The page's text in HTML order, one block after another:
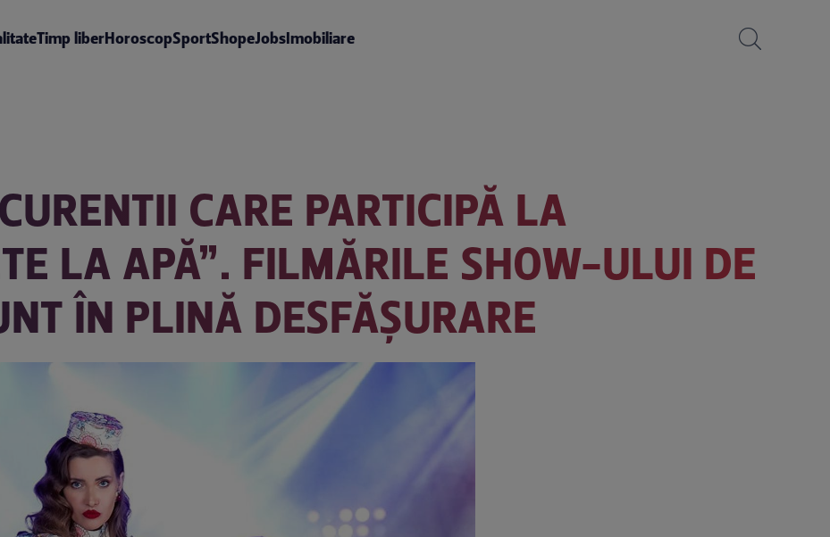
Timp liberHoroscopSportShopeJobsImobiliare
CARE PARTICIPĂ LA
LA APĂ”. FILMĂRILE SHOW-ULUI DE
ÎN PLINĂ DESFĂȘURARE